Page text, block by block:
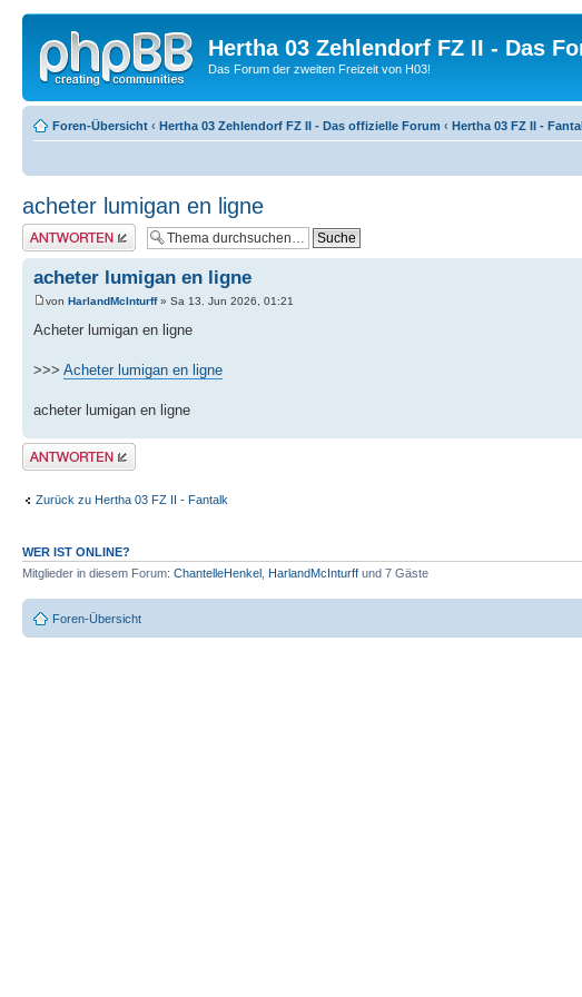
Hertha 03 Zehlendorf FZ II - Das
Das Forum der zweiten Freizeit von H03!
Foren-Übersicht ‹ Hertha 03 Zehlendorf FZ II - Das offizielle Forum ‹ Hertha 03 FZ II -
acheter lumigan en ligne
Antwort erstellen
acheter lumigan en ligne
von HarlandMcInturff» Sa 13. Jun 2026, 01:21
Acheter lumigan en ligne
>>> Acheter lumigan en ligne
acheter lumigan en ligne
Antwort erstellen
Zurück zu Hertha 03 FZ II - Fantalk
WER IST ONLINE?
Mitglieder in diesem Forum: ChantelleHenkel HarlandMcInturff und 7 Gäste
Foren-Übersicht